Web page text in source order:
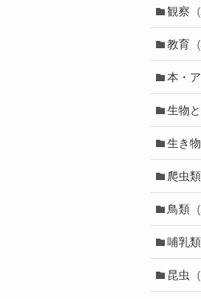
観察
教育
本・
生物
生き
爬虫類
鳥類
哺乳類
昆虫